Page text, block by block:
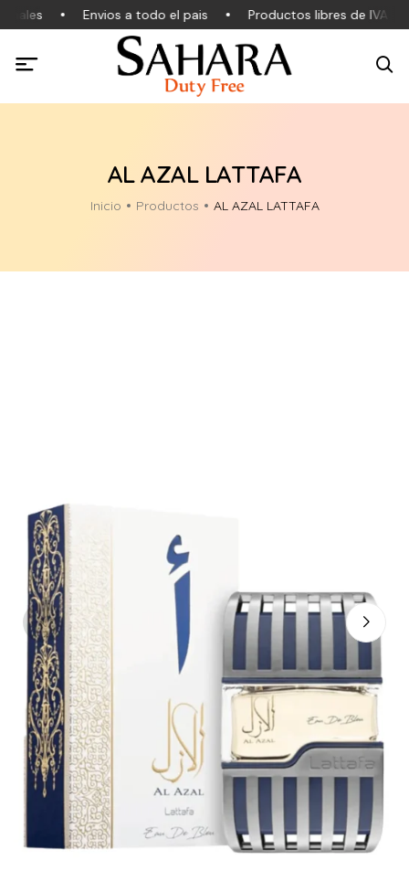
Envios a todo el pais Productos libres de IVA
AL AZAL LATTAFA
Inicio Productos AL AZAL LATTAFA